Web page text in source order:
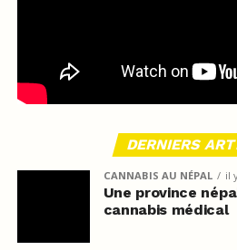
DERNIERS
CANNABIS AU NÉPAL il
Une province
cannabis médical